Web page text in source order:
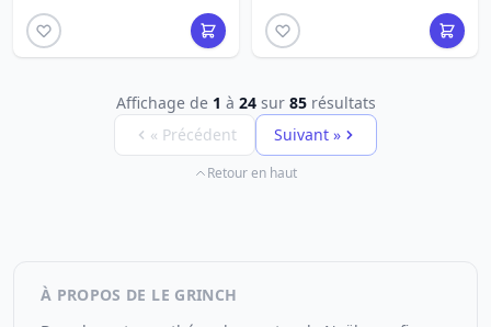
Affichage de 1 à 24sur 85résultats
« Précédent
Suivant »
Retour en haut
À PROPOS DE LE GRINCH